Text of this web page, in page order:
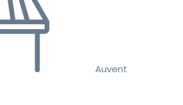
Auvent